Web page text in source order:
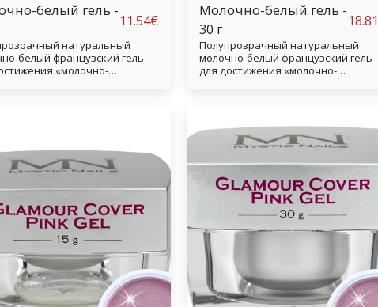
белый гель -
11.54€
натуральный
белый французский гель
«молочно-
и стильный внешний
своей консистенции
использовать и для
Молочно-белый гель -
30 г
18.81
Полупрозрачный натуральный
молочно-белый французский гель
для достижения «молочно-
Обеспечивает очень элегантный
натуральный и стильный внешний
вид. Благодаря своей консистенции
лепки.